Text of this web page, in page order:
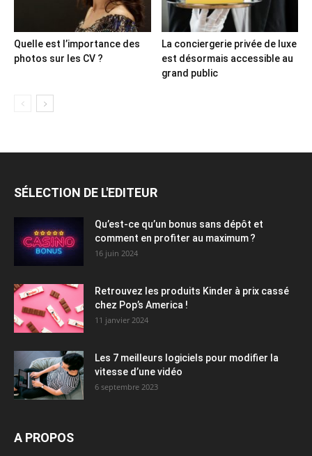
Quelle est l’importance des
photos sur les CV ?
La conciergerie privée de luxe
est désormais accessible au
grand public
SÉLECTION DE L'EDITEUR
Qu’est-ce qu’un bonus sans dépôt et
comment en profiter au maximum ?
16 juin 2024
Retrouvez les produits Kinder à prix cassé
chez Pop’s America !
11 janvier 2024
Les 7 meilleurs logiciels pour modifier la
vitesse d’une vidéo
6 septembre 2023
A PROPOS